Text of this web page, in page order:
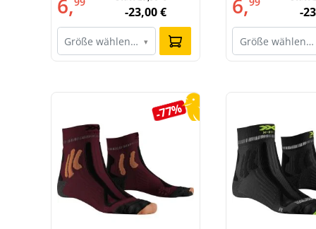
6, -23,00 €
Größe wählen… ▾
6, -
Größe wählen…
Produktgalerie überspringen
-77%